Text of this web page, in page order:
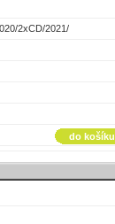
2xCD/2021/
do košíku